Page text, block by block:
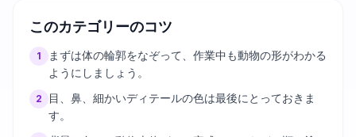
このカテゴリーのコツ
1
まずは体の輪郭をなぞって、作業中も動物の形がわかる
ようにしましょう。
2
目、鼻、細かいディテールの色は最後にとっておきま
す。